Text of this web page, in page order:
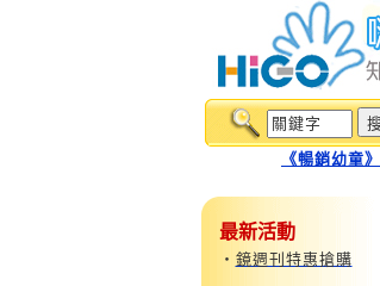
《暢銷幼童》
最新活動
‧ 鏡週刊特惠搶購